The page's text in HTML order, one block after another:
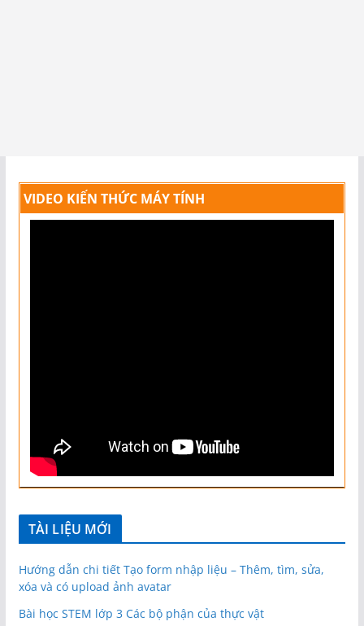
VIDEO KIẾN THỨC MÁY TÍNH
TÀI LIỆU MỚI
Hướng dẫn chi tiết Tạo form nhập liệu – Thêm, tìm, sửa,
xóa và có upload ảnh avatar
Bài học STEM lớp 3 Các bộ phận của thực vật